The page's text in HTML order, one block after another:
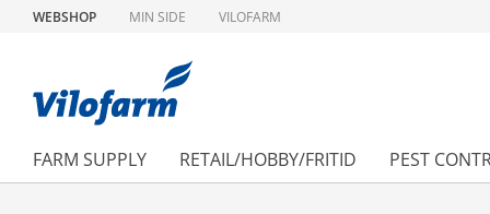
WEBSHOP MIN SIDE VILOFARM
FARM SUPPLY RETAIL/HOBBY/FRITID PEST